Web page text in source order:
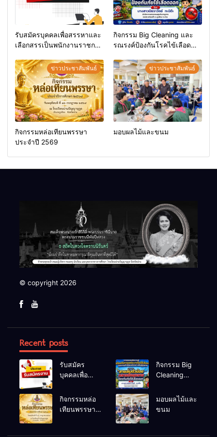
รับสมัครบุคคลเพื่อสรรหาและ
เลือกสรรเป็นพนักงานราชการ
กิจกรรม Big Cleaning และ
รณรงค์ป้องกันโรคไข้เลือด
ข่าวประชาสัมพันธ์
กิจกรรมหล่อเทียนพรรษา
ประจำปี 2569
ข่าวประชาสัมพันธ์
มอบผลไม้และขนม
© copyright 2026
Recent posts
รับสมัคร
บุคคลเพื่อ
เลือกสรรเป็น
พนักงาน
กิจกรรม Big
Cleaning
ป้องกันโรคไข้
กิจกรรมหล่อ
เทียนพรรษา
มอบผลไม้และ
ขนม